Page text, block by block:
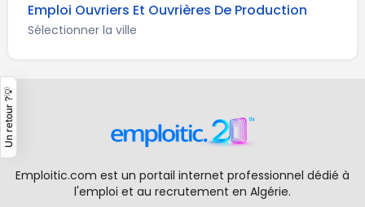
Emploi Ouvriers Et Ouvrières De Production
Sélectionner la ville
Emploitic.com est un portail internet professionnel dédié à
l'emploi et au recrutement en Algérie.
Un retour ?💡